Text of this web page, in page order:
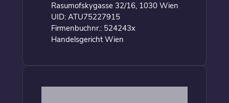
Rasumofskygasse 32/16, 1030 Wien
UID: ATU75227915
Firmenbuchnr.: 524243x
Handelsgericht Wien